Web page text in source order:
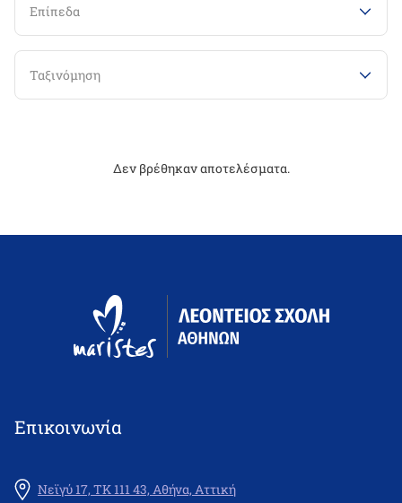
Επίπεδα
Ταξινόμηση
Δεν βρέθηκαν αποτελέσματα.
Επικοινωνία
Νεϊγύ 17, ΤΚ 111 43, Αθήνα, Αττική